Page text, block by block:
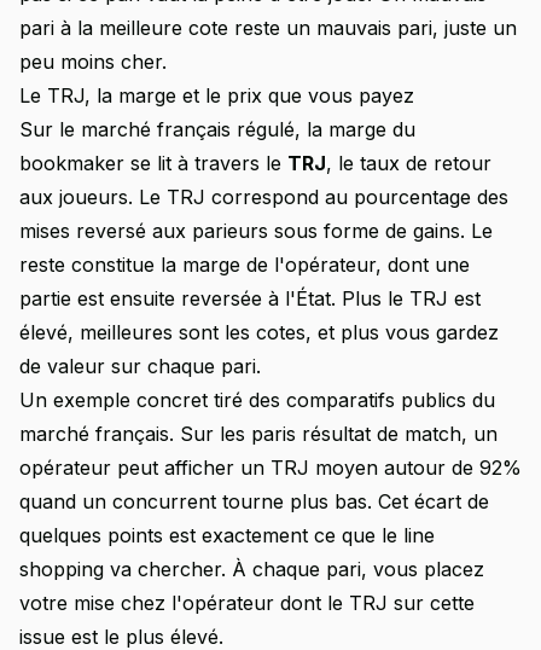
pari à la meilleure cote reste un mauvais pari, juste un
peu moins cher.
Le TRJ, la marge et le prix que vous payez
Sur le marché français régulé, la marge du
bookmaker se lit à travers le TRJ, le taux de retour
aux joueurs. Le TRJ correspond au pourcentage des
mises reversé aux parieurs sous forme de gains. Le
reste constitue la marge de l'opérateur, dont une
partie est ensuite reversée à l'État. Plus le TRJ est
élevé, meilleures sont les cotes, et plus vous gardez
de valeur sur chaque pari.
Un exemple concret tiré des comparatifs publics du
marché français. Sur les paris résultat de match, un
opérateur peut afficher un TRJ moyen autour de 92%
quand un concurrent tourne plus bas. Cet écart de
quelques points est exactement ce que le line
shopping va chercher. À chaque pari, vous placez
votre mise chez l'opérateur dont le TRJ sur cette
issue est le plus élevé.